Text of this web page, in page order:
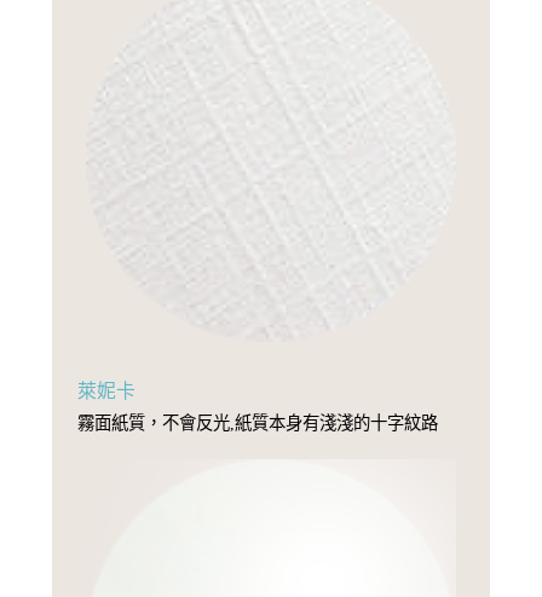
萊妮卡
霧面紙質，不會反光,紙質本身有淺淺的十字紋路